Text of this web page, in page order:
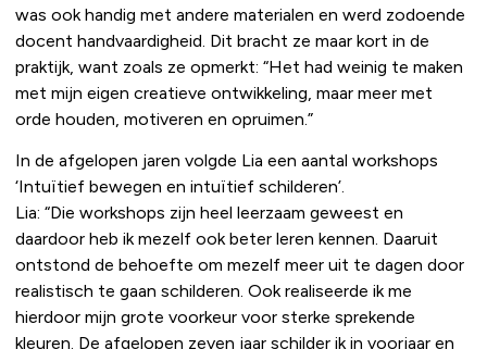
was ook handig met andere materialen en werd zodoende
docent handvaardigheid. Dit bracht ze maar kort in de
praktijk, want zoals ze opmerkt: “Het had weinig te maken
met mijn eigen creatieve ontwikkeling, maar meer met
orde houden, motiveren en opruimen.”
In de afgelopen jaren volgde Lia een aantal workshops
‘Intuïtief bewegen en intuïtief schilderen’.
Lia: “Die workshops zijn heel leerzaam geweest en
daardoor heb ik mezelf ook beter leren kennen. Daaruit
ontstond de behoefte om mezelf meer uit te dagen door
realistisch te gaan schilderen. Ook realiseerde ik me
hierdoor mijn grote voorkeur voor sterke sprekende
kleuren. De afgelopen zeven jaar schilder ik in voorjaar en